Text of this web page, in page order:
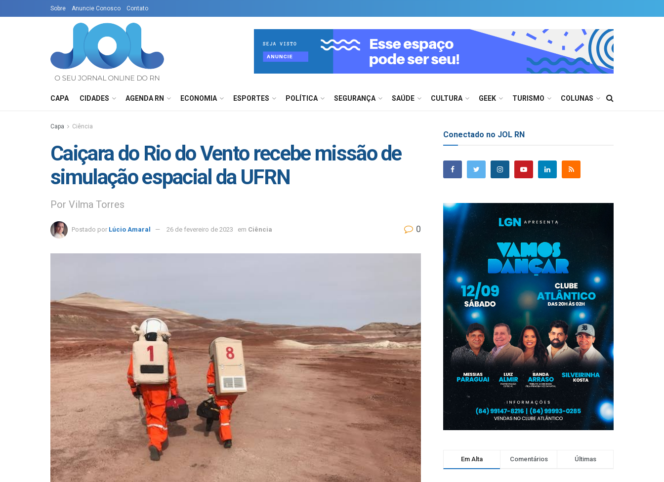
Sobre Anuncie Conosco Contato
CAPA CIDADES AGENDA RN ECONOMIA ESPORTES POLÍTICA SEGURANÇA SAÚDE CULTURA GEEK TURISMO COLUNAS
Capa Ciência
Caiçara do Rio do Vento recebe missão de
simulação espacial da UFRN
Por Vilma Torres
Postado por Lúcio Amaral 26 de fevereiro de 2023 em Ciência 0
Conectado no JOL RN
Em Alta Comentários Últimas